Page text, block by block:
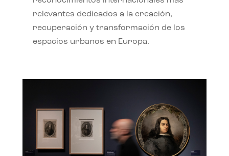
relevantes dedicados a la creación,
recuperación y transformación de los
espacios urbanos en Europa.